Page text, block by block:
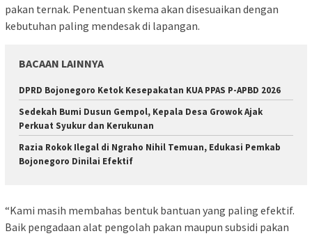
pakan ternak. Penentuan skema akan disesuaikan dengan
kebutuhan paling mendesak di lapangan.
BACAAN LAINNYA
DPRD Bojonegoro Ketok Kesepakatan KUA PPAS P-APBD 2026
Sedekah Bumi Dusun Gempol, Kepala Desa Growok Ajak
Perkuat Syukur dan Kerukunan
Razia Rokok Ilegal di Ngraho Nihil Temuan, Edukasi Pemkab
Bojonegoro Dinilai Efektif
“Kami masih membahas bentuk bantuan yang paling efektif.
Baik pengadaan alat pengolah pakan maupun subsidi pakan